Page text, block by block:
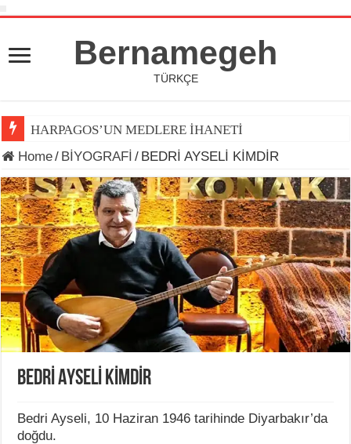
Bernamegeh
TÜRKÇE
HARPAGOS’UN MEDLERE İHANETİ
Home/ BİYOGRAFİ / BEDRİ AYSELİ KİMDİR
BEDRİ AYSELİ KİMDİR
Bedri Ayseli, 10 Haziran 1946 tarihinde Diyarbakır’da
doğdu.